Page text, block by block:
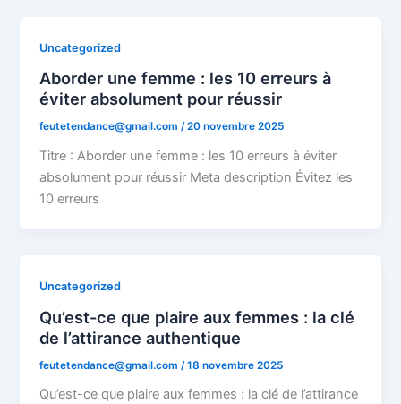
Uncategorized
Aborder une femme : les 10 erreurs à
éviter absolument pour réussir
feutetendance@gmail.com/20 novembre 2025
Titre : Aborder une femme : les 10 erreurs à éviter
absolument pour réussir Meta description Évitez les
10 erreurs
Uncategorized
Qu’est-ce que plaire aux femmes : la clé
de l’attirance authentique
feutetendance@gmail.com /18 novembre 2025
Qu’est-ce que plaire aux femmes : la clé de l’attirance